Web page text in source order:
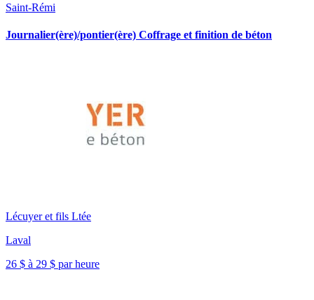
Saint-Rémi
Journalier(ère)/pontier(ère) Coffrage et finition de béton
Lécuyer et fils Ltée
Laval
26 $ à 29 $ par heure